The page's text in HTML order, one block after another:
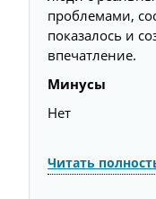
проблемами,
показалось и
впечатление.
Минусы
Нет
Читать